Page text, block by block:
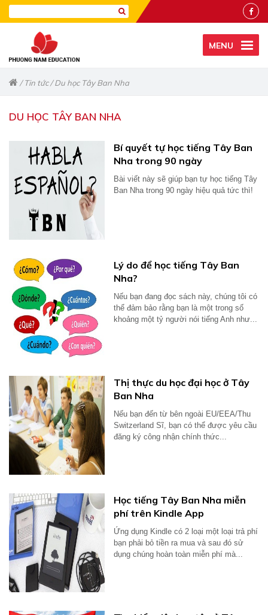
MENU
/Tin tức/Du học Tây Ban Nha
DU HỌC TÂY BAN NHA
Bí quyết tự học tiếng Tây Ban
Nha trong 90 ngày
Bài viết này sẽ giúp bạn tự học tiếng Tây
Ban Nha trong 90 ngày hiệu quả tức thì!
Lý do để học tiếng Tây Ban
Nha?
Nếu bạn đang đọc sách này, chúng tôi có
thể đảm bảo rằng bạn là một trong số
khoảng một tỷ người nói tiếng Anh như...
Thị thực du học đại học ở Tây
Ban Nha
Nếu bạn đến từ bên ngoài EU/EEA/Thu
Switzerland Sĩ, bạn có thể được yêu cầu
đăng ký công nhận chính thức...
Học tiếng Tây Ban Nha miễn
phí trên Kindle App
Ứng dụng Kindle có 2 loại một loại trả phí
bạn phải bỏ tiền ra mua và sau đó sử
dụng chúng hoàn toàn miễn phí mà...